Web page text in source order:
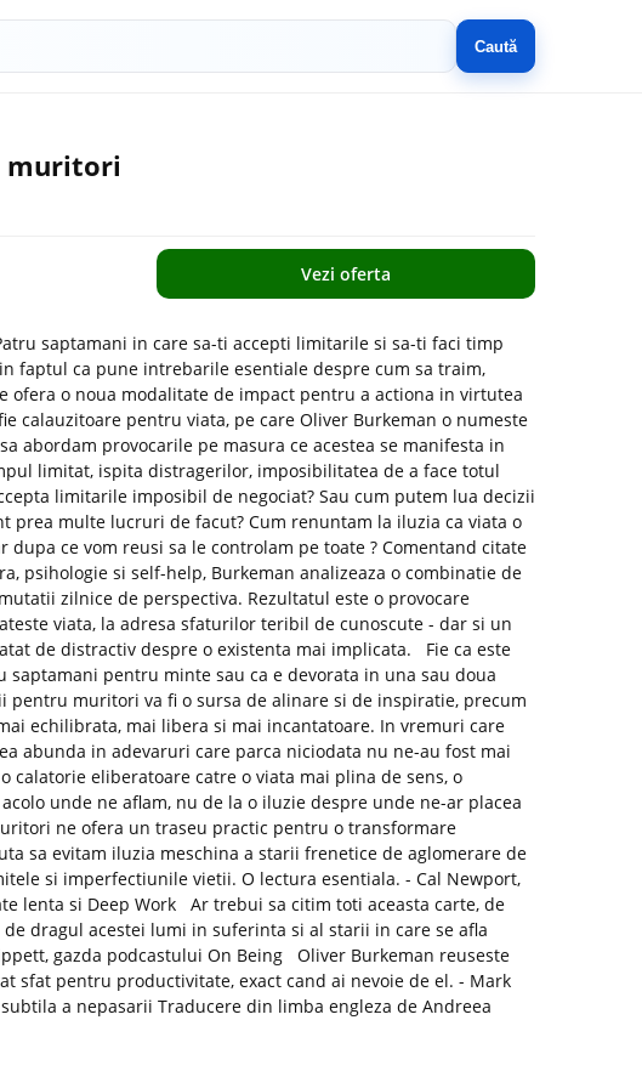
Caută
muritori
Vezi oferta
saptamani in care sa-ti accepti limitarile si sa-ti faci timp
faptul ca pune intrebarile esentiale despre cum sa traim,
o noua modalitate de impact pentru a actiona in virtutea
calauzitoare pentru viata, pe care Oliver Burkeman o numeste
abordam provocarile pe masura ce acestea se manifesta in
limitat, ispita distragerilor, imposibilitatea de a face totul
limitarile imposibil de negociat? Sau cum putem lua decizii
prea multe lucruri de facut? Cum renuntam la iluzia ca viata o
dupa ce vom reusi sa le controlam pe toate ? Comentand citate
psihologie si self-help, Burkeman analizeaza o combinatie de
zilnice de perspectiva. Rezultatul este o provocare
viata, la adresa sfaturilor teribil de cunoscute - dar si un
de distractiv despre o existenta mai implicata. Fie ca este
pentru minte sau ca e devorata in una sau doua
pentru muritori va fi o sursa de alinare si de inspiratie, precum
echilibrata, mai libera si mai incantatoare. In vremuri care
abunda in adevaruri care parca niciodata nu ne-au fost mai
calatorie eliberatoare catre o viata mai plina de sens, o
unde ne aflam, nu de la o iluzie despre unde ne-ar placea
ne ofera un traseu practic pentru o transformare
sa evitam iluzia meschina a starii frenetice de aglomerare de
si imperfectiunile vietii. O lectura esentiala. - Cal Newport,
lenta si Deep Work Ar trebui sa citim toti aceasta carte, de
dragul acestei lumi in suferinta si al starii in care se afla
gazda podcastului On Being Oliver Burkeman reuseste
sfat pentru productivitate, exact cand ai nevoie de el. - Mark
a nepasarii Traducere din limba engleza de Andreea